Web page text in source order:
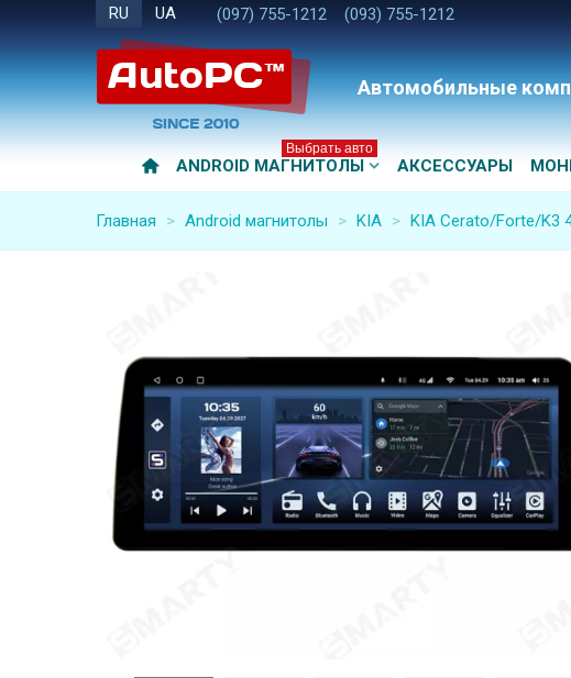
RU UA (097) 755-1212 (093) 755-1212
Автомобильные
ANDROID МАГНИТОЛЫ
Выбрать авто
АКСЕССУАРЫ
Главная > Android магнитолы > KIA > KIA Cerato/Forte/K3